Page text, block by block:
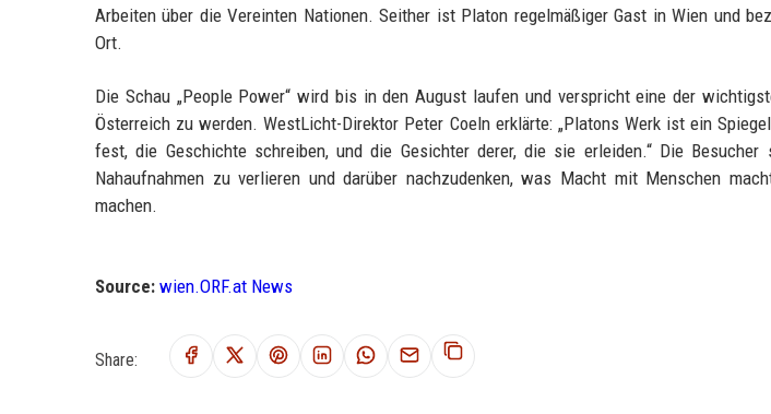
Arbeiten über die Vereinten Nationen. Seither ist Platon regelmäßiger Gast in Wien und
Ort.
Die Schau „People Power“ wird bis in den August laufen und verspricht eine der
Österreich zu werden. WestLicht-Direktor Peter Coeln erklärte: „Platons Werk ist ein
fest, die Geschichte schreiben, und die Gesichter derer, die sie erleiden.“ Die
Nahaufnahmen zu verlieren und darüber nachzudenken, was Macht mit Menschen
machen.
Source: wien.ORF.at News
Share: